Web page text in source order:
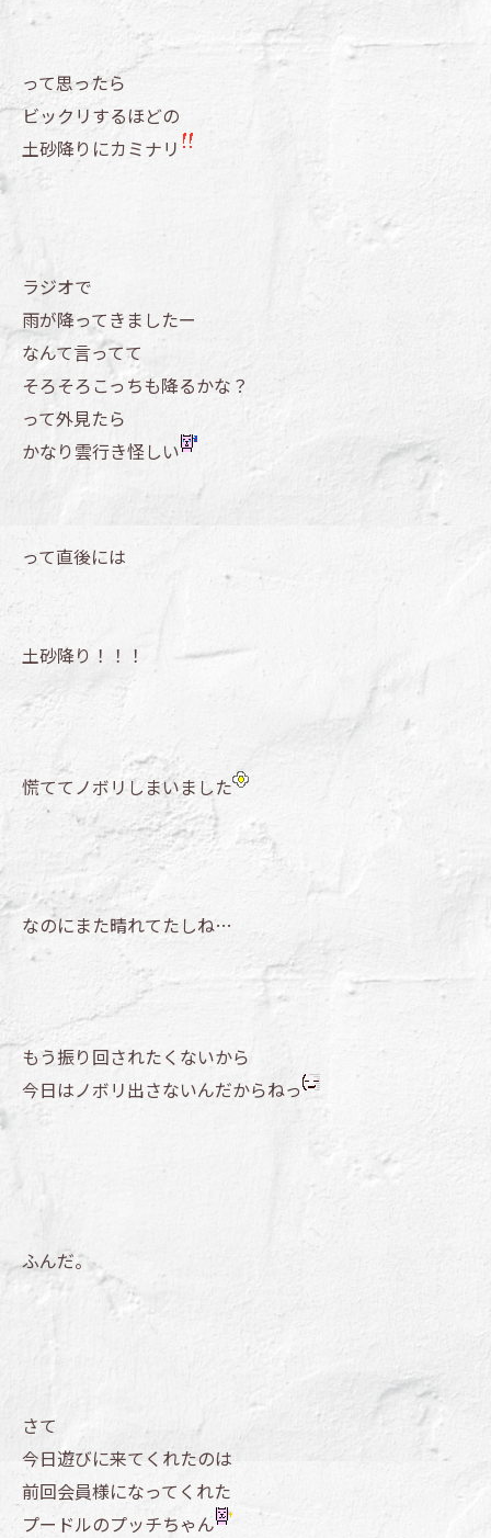
って思ったら
ビックリするほどの
土砂降りにカミナリ
ラジオで
雨が降ってきましたー
なんて言ってて
そろそろこっちも降るかな？
って外見たら
かなり雲行き怪しい
って直後には
土砂降り！！！
慌ててノボリしまいました
なのにまた晴れてたしね…
もう振り回されたくないから
今日はノボリ出さないんだからねっ
ふんだ。
さて
今日遊びに来てくれたのは
前回会員様になってくれた
プードルのプッチちゃん